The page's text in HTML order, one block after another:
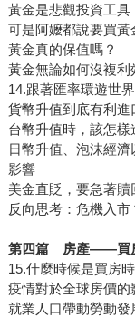
黃金是悲觀投資工具
可是阿嬤都說要買黃
黃金真的保值嗎？
黃金無論如何沒複利
14.跟著匯率環遊世界
貨幣升值到底有利進
台幣升值時，該怎樣
日幣升值、泡沫經
影響
美金直貶，要急著贖
反向思考：危機入市
第四篇 房產——買
15.什麼時候是買房
疫情對於全球房價的
就業人口帶動勞動發